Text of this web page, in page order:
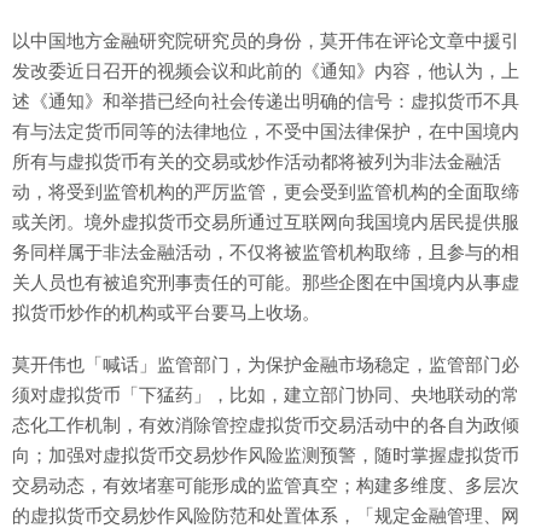
以中国地方金融研究院研究员的身份，莫开伟在评论文章中援引
发改委近日召开的视频会议和此前的《通知》内容，他认为，上
述《通知》和举措已经向社会传递出明确的信号：虚拟货币不具
有与法定货币同等的法律地位，不受中国法律保护，在中国境内
所有与虚拟货币有关的交易或炒作活动都将被列为非法金融活
动，将受到监管机构的严厉监管，更会受到监管机构的全面取缔
或关闭。境外虚拟货币交易所通过互联网向我国境内居民提供服
务同样属于非法金融活动，不仅将被监管机构取缔，且参与的相
关人员也有被追究刑事责任的可能。那些企图在中国境内从事虚
拟货币炒作的机构或平台要马上收场。
莫开伟也「喊话」监管部门，为保护金融市场稳定，监管部门必
须对虚拟货币「下猛药」，比如，建立部门协同、央地联动的常
态化工作机制，有效消除管控虚拟货币交易活动中的各自为政倾
向；加强对虚拟货币交易炒作风险监测预警，随时掌握虚拟货币
交易动态，有效堵塞可能形成的监管真空；构建多维度、多层次
的虚拟货币交易炒作风险防范和处置体系，「规定金融管理、网